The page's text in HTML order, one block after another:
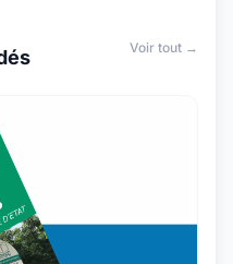
Voir tout →